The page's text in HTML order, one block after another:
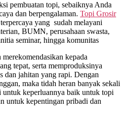
pembuatan topi, sebaiknya Anda
dan berpengalaman. Topi Grosir
yang sudah melayani
BUMN, perusahaan swasta,
seminar, hingga komunitas
merekomendasikan kepada
tepat, serta memproduksinya
dan jahitan yang rapi. Dengan
maka tidah heran banyak sekali
untuk keperluannya baik untuk topi
untuk kepentingan pribadi dan